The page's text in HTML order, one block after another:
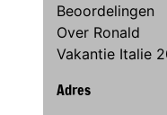
Beoordelingen
Over Ronald
Vakantie Italie
Adres